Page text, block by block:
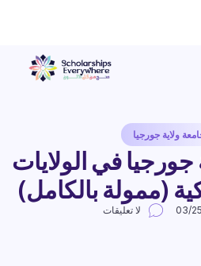
ولاية جورجيا
جورجيا في الولايات
(ممولة بالكامل)
03/ لا تعليقات